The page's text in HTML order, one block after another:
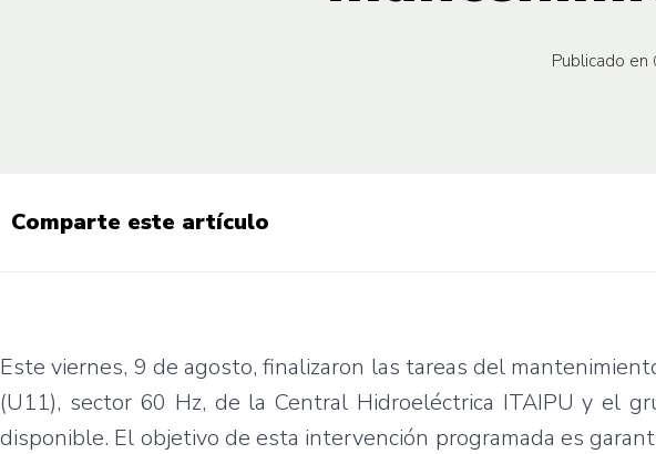
Publicado en
Comparte este artículo
Este viernes, 9 de agosto, finalizaron las tareas del
(U11), sector 60 Hz, de la Central Hidroeléctrica ITAIPU y el
disponible. El objetivo de esta intervención programada es